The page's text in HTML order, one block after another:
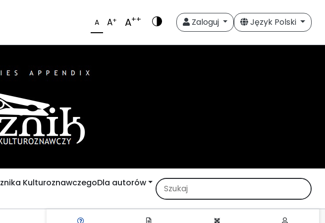
A A+ A++ Zaloguj Język Polski
KulturoznawczegoDla autorów